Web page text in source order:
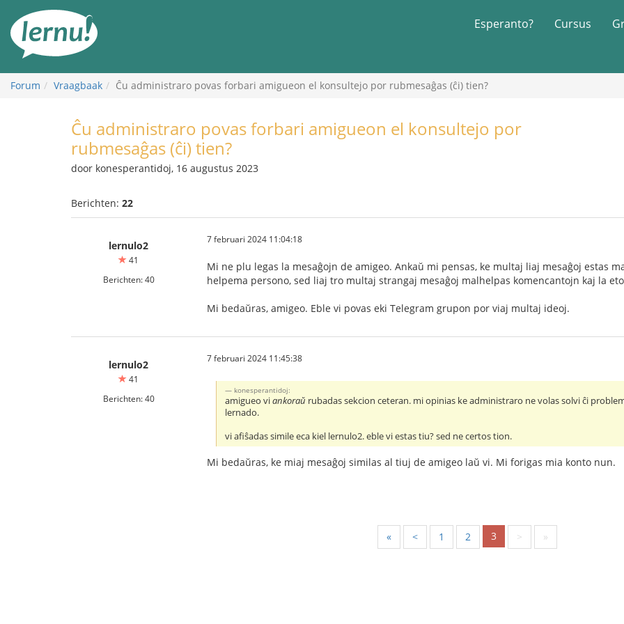
inhoud
Esperanto? Cursus
Forum Vraagbaak Ĉu administraro povas forbari amigueon el konsultejo por rubmesaĝas (ĉi) tien?
Ĉu administraro povas forbari amigueon el konsultejo por
rubmesaĝas (ĉi) tien?
door konesperantidoj, 16 augustus 2023
Berichten: 22
lernulo2
41
Berichten: 40
7 februari 2024 11:04:18
Mi ne plu legas la mesaĝojn de amigeo. Ankaŭ mi pensas, ke multaj liaj mesaĝoj estas
helpema persono, sed liaj tro multaj strangaj mesaĝoj malhelpas komencantojn kaj la
Mi bedaŭras, amigeo. Eble vi povas eki Telegram grupon por viaj multaj ideoj.
lernulo2
41
Berichten: 40
7 februari 2024 11:45:38
konesperantidoj:
amigueo viankoraŭ rubadas sekcion ceteran. mi opinias ke administraro ne volas solvi ĉi
lernado.
vi afiŝadas simile eca kiel lernulo2. eble vi estas tiu? sed ne certos tion.
Mi bedaŭras, ke miaj mesaĝoj similas al tiuj de amigeo laŭ vi. Mi forigas mia konto nun.
« < 1 2 3 > »